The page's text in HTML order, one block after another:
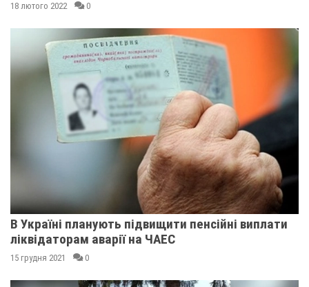
18 лютого 2022 0
В Україні планують підвищити пенсійні виплати
ліквідаторам аварії на ЧАЕС
15 грудня 2021 0